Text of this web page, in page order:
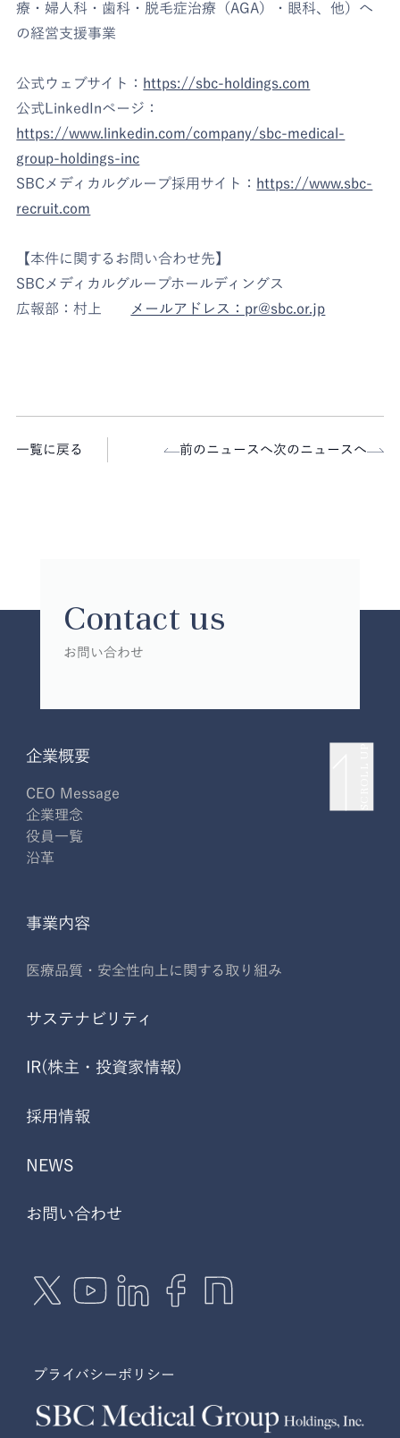
療・婦人科・歯科・脱毛症治療（AGA）・眼科、他）へ
の経営支援事業
公式ウェブサイト： https://sbc-holdings.com
公式LinkedInページ：
https://www.linkedin.com/company/sbc-medical-
group-holdings-inc
SBCメディカルグループ採用サイト： https://www.sbc-
recruit.com
【本件に関するお問い合わせ先】
SBCメディカルグループホールディングス
広報部：村上
メールアドレス：pr@sbc.or.jp
一覧に戻る 前のニュースへ次のニュースへ
Contact us
お問い合わせ
企業概要
CEO Message
企業理念
役員一覧
沿革
事業内容
医療品質・安全性向上に関する取り組み
サステナビリティ
IR(株主・投資家情報)
採用情報
NEWS
お問い合わせ
プライバシーポリシー